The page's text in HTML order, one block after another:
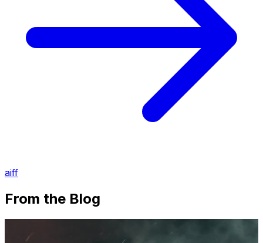
aiff
From the Blog